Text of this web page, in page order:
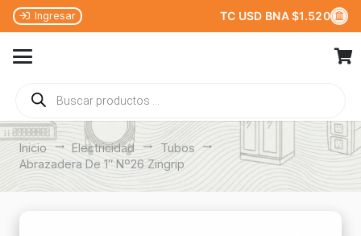
Ingresar TC USD BNA $1.520
Búsqueda
de
productos
Inicio trending_flat Electricidad trending_flat Tubos trending_flat
Abrazadera De 1″ Nº26 Zingrip